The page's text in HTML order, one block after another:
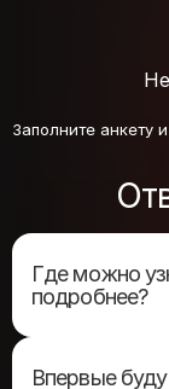
Заполните анкету
Где можно
подробнее?
Впервые